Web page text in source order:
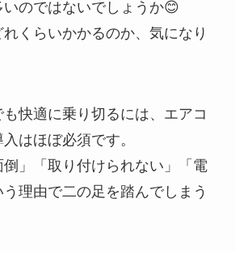
のではないでしょうか😊
くらいかかるのか、気になり
快適に乗り切るには、エアコ
はほぼ必須です。
」「取り付けられない」「電
理由で二の足を踏んでしまう